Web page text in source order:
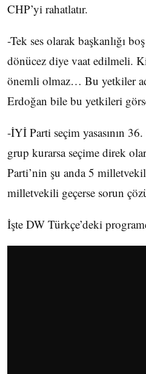
CHP’yi rahatlatır.
-Tek ses olarak başkanlığı
dönücez diye vaat edilmeli.
önemli olmaz… Bu yetkiler
Erdoğan bile bu yetkileri
-İYİ Parti seçim yasasının
grup kurarsa seçime direk
Parti’nin şu anda 5
milletvekili geçerse sorun
İşte DW Türkçe’deki